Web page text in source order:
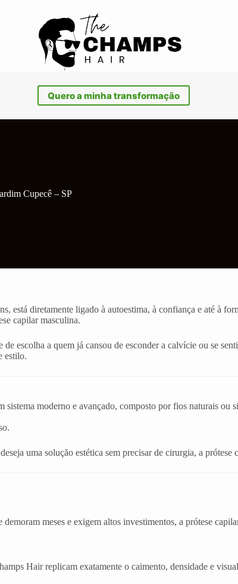
Quero a minha transformação
Cupecê – SP
está diretamente ligado à autoestima, à confiança e até à
capilar masculina.
escolha a quem já cansou de esconder a calvície ou se
estilo.
moderno e avançado, composto por fios naturais
uma solução estética sem precisar de cirurgia, a
meses e exigem altos investimentos, a prótese
Hair replicam exatamente o caimento, densidade e